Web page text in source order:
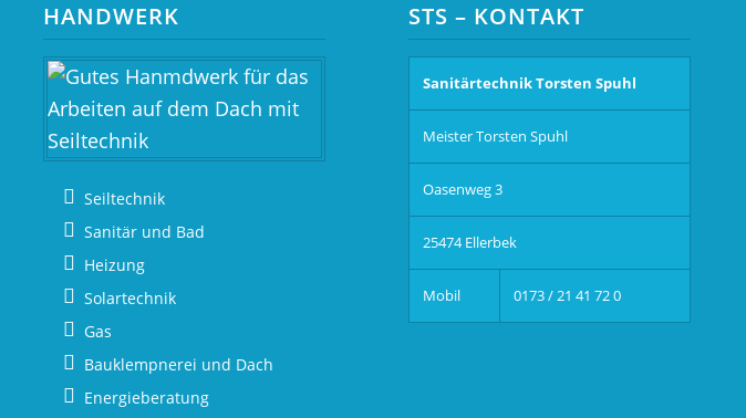
HANDWERK
Seiltechnik
Sanitär und Bad
Heizung
Solartechnik
Gas
Bauklempnerei und Dach
Energieberatung
STS – KONTAKT
Sanitärtechnik Torsten Spuhl
Meister Torsten Spuhl
Oasenweg 3
25474 Ellerbek
Mobil 0173 / 21 41 72 0